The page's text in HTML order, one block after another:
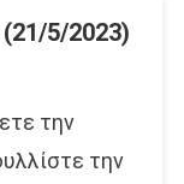
5/2023)
την
την